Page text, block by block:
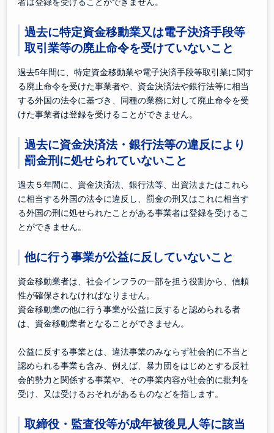
者は登録を受けることができません。
過去に特定資金移動業又は電子決済手段等
取引業等の廃止命令を受けていないこと
過去5年間に、特定資金移動業や電子決済手段等取引業に関す
る廃止命令を受けた事業者や、資金決済法や銀行法等に相当
する外国の法令に基づき、同種の業務に対して廃止命令を受
けた事業者は登録を受けることができません。
過去に資金決済法・銀行法等の違反により
罰金刑に処せられていないこと
過去５年間に、資金決済法、銀行法等、出資法またはこれら
に相当する外国の法令に違反し、罰金の刑又はこれに相当す
る外国の刑に処せられたことがある事業者は登録を受けるこ
とができません。
他に行う事業が公益に反していないこ と
資金移動業者は、社会インフラの一部を担う役割から、信頼
性が確保されなければなりません。
資金移動業の他に行う事業が公益に反すると認められる者
は、資金移動業者となることができません。
公益に反する事業とは、違法事業のみならず社会的に不当と
認められる事業も含み、例えば、暴力団をはじめとする反社
会的勢力と関係する事業や、その事業内容が社会的に批判を
受け、又は受けるおそれがあるものなどを指します。
取締役・監査役等が成年被後見人等に該当